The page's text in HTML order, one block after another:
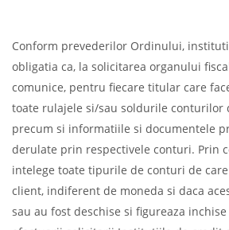
Conform prevederilor Ordinului,
obligatia ca, la solicitarea organului
comunice, pentru fiecare titular care
toate rulajele si/sau soldurile conturilor
precum si informatiile si documentele
derulate prin respectivele conturi. Prin
intelege toate tipurile de conturi de
client, indiferent de moneda si daca
sau au fost deschise si figureaza